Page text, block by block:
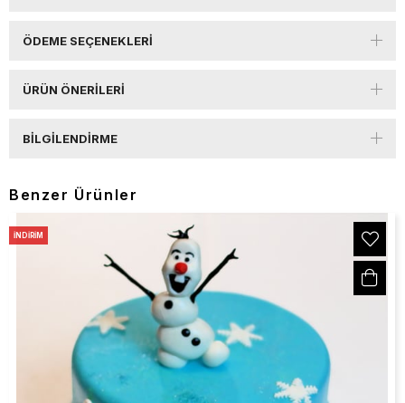
ÖDEME SEÇENEKLERI
ÜRÜN ÖNERILERI
BILGILENDIRME
Benzer Ürünler
İNDIRIM